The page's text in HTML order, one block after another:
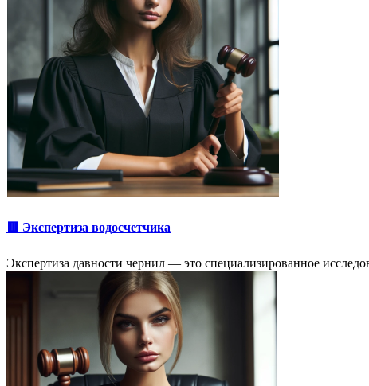
🟥 Экспертиза водосчетчика
Экспертиза давности чернил — это специализированное